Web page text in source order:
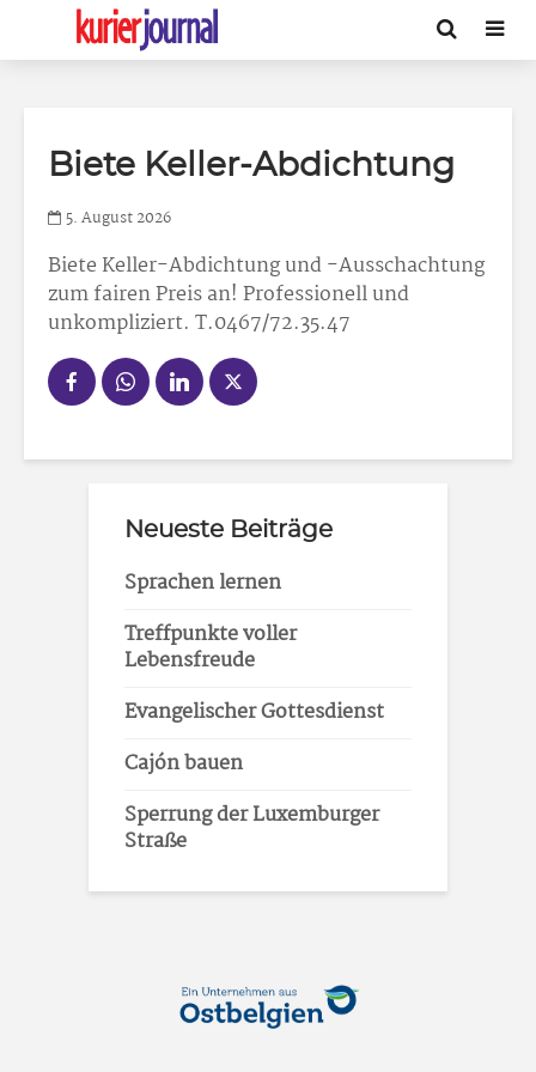
Biete Keller-Abdichtung
5. August 2026
Biete Keller-Abdichtungund -Ausschachtung
zum fairen Preis an! Professionell und
unkompliziert. T.0467/72.35.47
Neueste Beiträge
Sprachen lernen
Treffpunkte voller
Lebensfreude
Evangelischer Gottesdienst
Cajón bauen
Sperrung der Luxemburger
Straße